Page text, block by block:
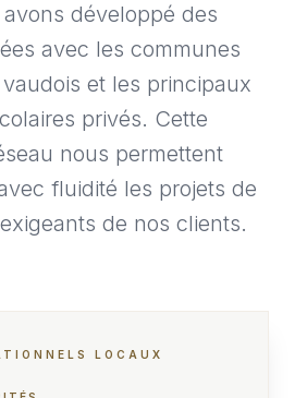
développé des
avec les communes
et les principaux
privés. Cette
nous permettent
fluidité les projets de
de nos clients.
LOCAUX